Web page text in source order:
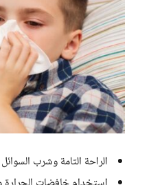
الراحة التامة وشرب السوائل